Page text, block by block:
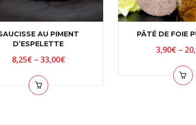
AU PIMENT
D’ESPELETTE
8,25€– 33,00€
PÂTÉ DE FOIE
3,90€ –